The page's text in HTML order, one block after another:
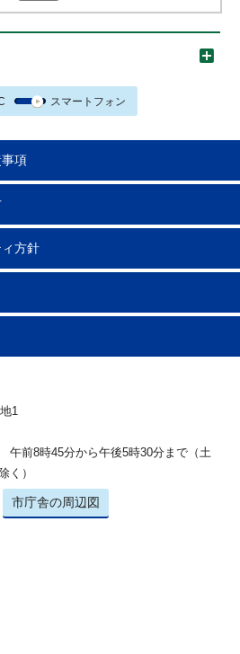
スマートフォン
項
方針
地1
前8時45分から午後5時30分まで（土
く）
市庁舎の周辺図